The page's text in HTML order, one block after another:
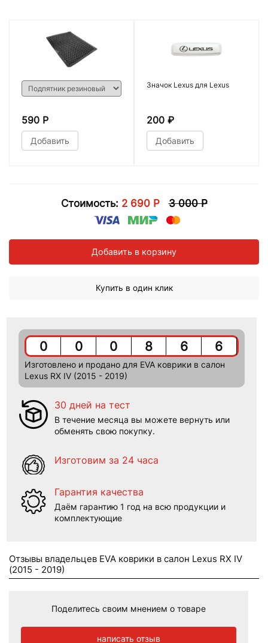
590 Р
Добавить
Значок Lexus для Lexus
200 ₽
Добавить
Стоимость: 2 690 Р 3 000 Р
Добавить в корзину
Купить в один клик
0 0 0 8 6 6
Изготовлено и продано для EVA коврики в салон
Lexus RX IV (2015 - 2019)
30 дней на тест
В течение месяца вы можете вернуть или
обменять свою покупку.
Изготовим за 24 часа
Гарантия качества
Даём гарантию 1 год на всю продукции и
комплектующие
Отзывы владельцев EVA коврики в салон Lexus RX IV
(2015 - 2019)
Поделитесь своим мнением о товаре
написать отзыв